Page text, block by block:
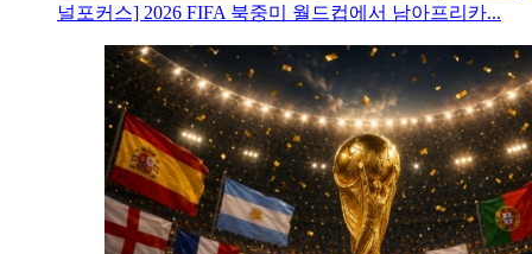
널포커스] 2026 FIFA 북중미 월드컵에서 남아프리카...